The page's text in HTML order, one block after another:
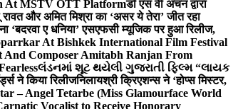
At MSTV OTT Platformडॉ एस वी अंचन द्वारा
और अमित मिश्रा का ‘असर ये तेरा’ जीत रहा
‘बदरवा ए धनिया’ एसएफसी म्यूजिक पर हुआ रिलीज,
At Bishkek International Film Festival
And Composer Amitabh Ranjan From
લંડનમાં શૂટ થયેલી ગુજરાતી ફિલ્મ “લાયક
ने किया रिलीजनिलायश्री क्रिएशन्स ने ‘होप्स मिस्टर,
– Angel Tetarbe (Miss Glamourface World
Vocalist to Receive Honorary